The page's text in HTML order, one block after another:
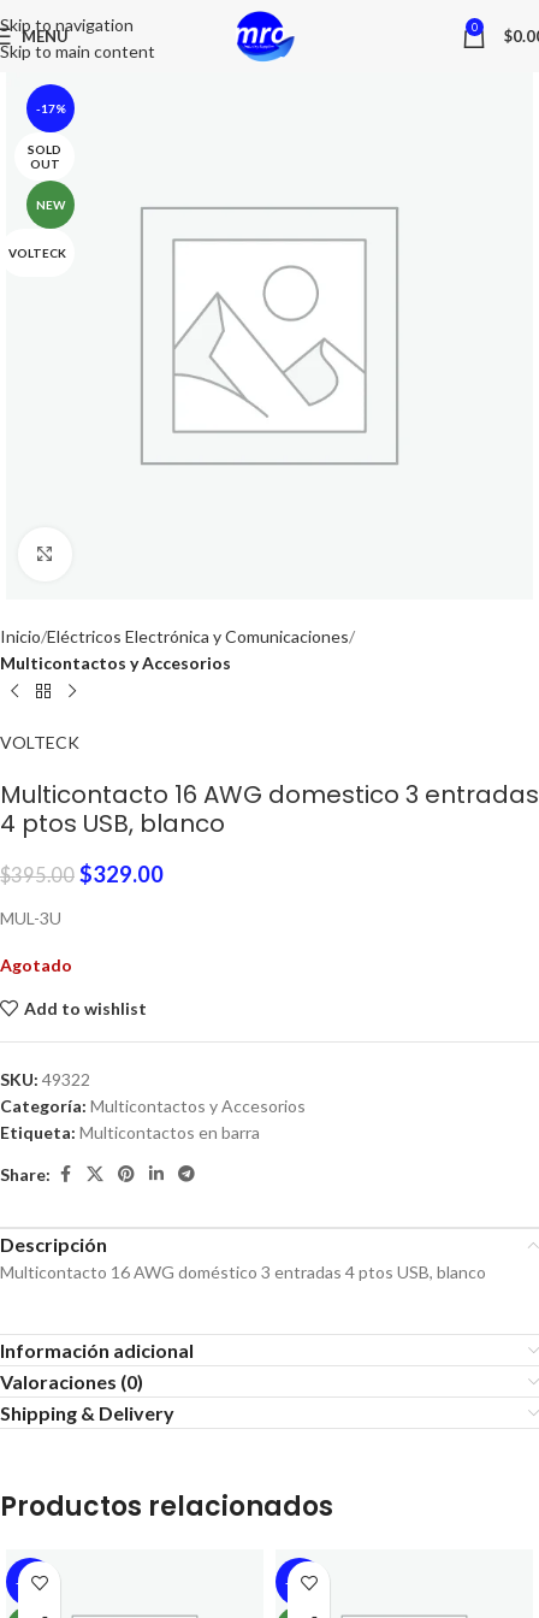
Skip to navigation
Skip to main content
MENU 0 $
-17%
SOLD
OUT
NEW
VOLTECK
Inicio Eléctricos Electrónica y Comunicaciones
Multicontactos y Accesorios
VOLTECK
Multicontacto 16 AWG domestico 3 entradas
4 ptos USB, blanco
$395.00 $329.00
MUL-3U
Agotado
Add to wishlist
SKU: 49322
Categoría: Multicontactos y Accesorios
Etiqueta: Multicontactos en barra
Share:
Descripción
Multicontacto 16 AWG doméstico 3 entradas 4 ptos USB, blanco
Información adicional
Valoraciones (0)
Shipping & Delivery
Productos relacionados
-17% -16%